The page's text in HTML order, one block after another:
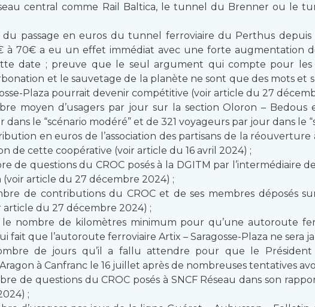
central comme Rail Baltica, le tunnel du Brenner ou le
passage en euros du tunnel ferroviaire du Perthus depuis
à 70€ a eu un effet immédiat avec une forte augmentation
date ; preuve que le seul argument qui compte pour
et le sauvetage de la planète ne sont que des mots
Plaza pourrait devenir compétitive (voir article du 27
moyen d’usagers par jour sur la section Oloron – Bedous
le “scénario modéré” et de 321 voyageurs par jour dans le
en euros de l’association des partisans de la
de cette coopérative (voir article du 16 avril 2024) ;
de questions du CROC posés à la DGITM par l’intermédiaire
article du 27 décembre 2024) ;
de contributions du CROC et de ses membres déposés
du 27 décembre 2024) ;
nombre de kilomètres minimum pour qu’une autoroute
fait que l’autoroute ferroviaire Artix – Saragosse-Plaza ne sera
de jours qu’il a fallu attendre pour que le
à Canfranc le 16 juillet après de nombreuses tentatives
de questions du CROC posés à SNCF Réseau dans son
;